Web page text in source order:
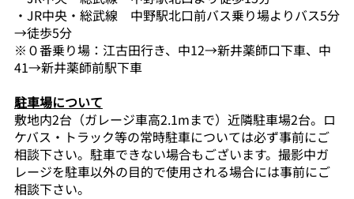
・JR中央・総武線 中野駅北口前バス乗り場よりバス5分
→徒歩5分
※０番乗り場：江古田行き、中12→新井薬師口下車、中
41→新井薬師前駅下車
駐車場について
敷地内2台（ガレージ車高2.1mまで）近隣駐車場2台。ロ
ケバス・トラック等の常時駐車については必ず事前にご
相談下さい。駐車できない場合もございます。撮影中ガ
レージを駐車以外の目的で使用される場合には事前にご
相談下さい。